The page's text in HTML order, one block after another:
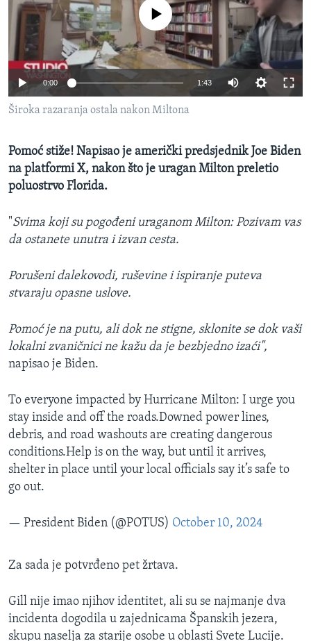
MAGAZIN
O GLASU AMERIKE
Learning English
PRATITE NAS
Jezici
No media source currently available
0:00 1:43
Široka razaranja ostala nakon Miltona
Pomoć stiže! Napisao je američki predsjednik Joe Biden
na platformi X, nakon što je uragan Milton preletio
poluostrvo Florida.
"Svima koji su pogođeni uraganom Milton: Pozivam vas
da ostanete unutra i izvan cesta.
Porušeni dalekovodi, ruševine i ispiranje puteva
stvaraju opasne uslove.
Pomoć je na putu, ali dok ne stigne, sklonite se dok vaši
lokalni zvaničnici ne kažu da je bezbjedno izaći",
napisao je Biden.
To everyone impacted by Hurricane Milton: I urge you
stay inside and off the roads.Downed power lines,
debris, and road washouts are creating dangerous
conditions.Help is on the way, but until it arrives,
shelter in place until your local officials say it’s safe to
go out.
— President Biden (@POTUS) October 10, 2024
Za sada je potvrđeno pet žrtava.
Gill nije imao njihov identitet, ali su se najmanje dva
incidenta dogodila u zajednicama Španskih jezera,
skupu naselja za starije osobe u oblasti Svete Lucije.